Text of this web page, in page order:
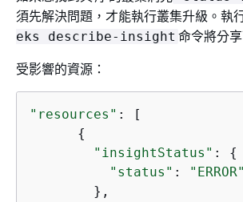
須先解決問題，才能執行叢集升級。執
eks describe-insight 命令將分
受影響的資源：
"resources" : [
{
"insightStatus" : {
"status" :
"ERROR"
        },